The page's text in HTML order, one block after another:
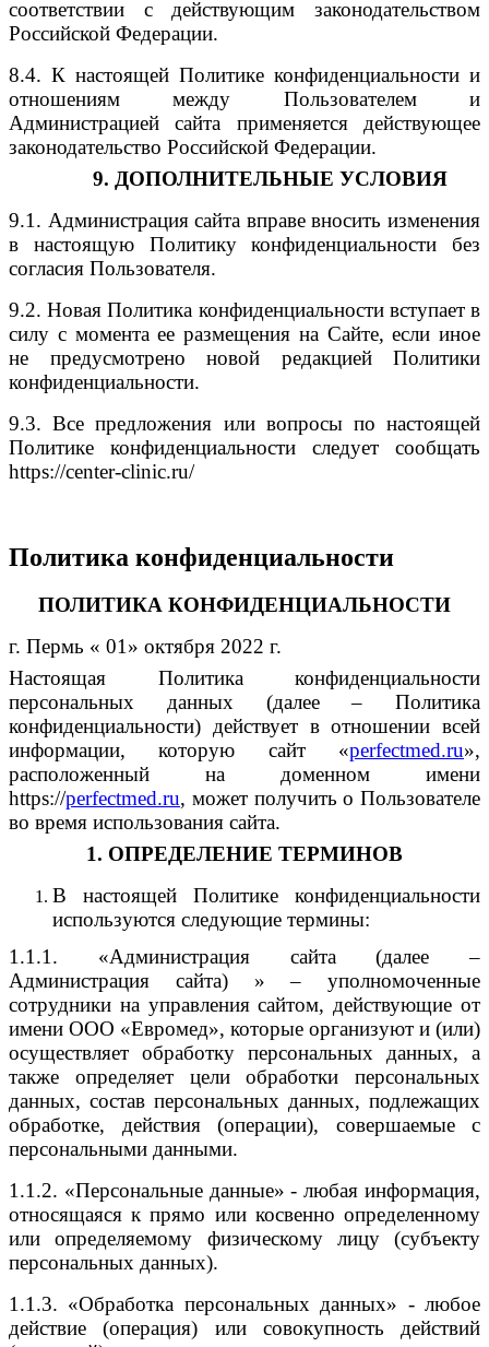
соответствии с действующим законодательством
Российской Федерации.
8.4. К настоящей Политике конфиденциальности и
отношениям между Пользователем и
Администрацией сайта применяется действующее
законодательство Российской Федерации.
9. ДОПОЛНИТЕЛЬНЫЕ УСЛОВИЯ
9.1. Администрация сайта вправе вносить изменения
в настоящую Политику конфиденциальности без
согласия Пользователя.
9.2. Новая Политика конфиденциальности вступает в
силу с момента ее размещения на Сайте, если иное
не предусмотрено новой редакцией Политики
конфиденциальности.
9.3.Все предложения или вопросы по настоящей
Политике конфиденциальности следует сообщать
https://center-clinic.ru/
Политика конфиденциальности
ПОЛИТИКА КОНФИДЕНЦИАЛЬНОСТИ
г. Пермь « 01» октября 2022 г.
Настоящая Политика конфиденциальности
персональных данных (далее – Политика
конфиденциальности) действует в отношении всей
информации, которую сайт «perfectmed.ru»,
расположенный на доменном имени
https://perfectmed.ru, может получить о Пользователе
во время использования сайта.
1. ОПРЕДЕЛЕНИЕ ТЕРМИНОВ
В настоящей Политике конфиденциальности
используются следующие термины:
1.1.1. «Администрация сайта (далее –
Администрация сайта) » – уполномоченные
сотрудники на управления сайтом, действующие от
имени ООО «Евромед», которые организуют и (или)
осуществляет обработку персональных данных, а
также определяет цели обработки персональных
данных, состав персональных данных, подлежащих
обработке, действия (операции), совершаемые с
персональными данными.
1.1.2. «Персональные данные» - любая информация,
относящаяся к прямо или косвенно определенному
или определяемому физическому лицу (субъекту
персональных данных).
1.1.3. «Обработка персональных данных» - любое
действие (операция) или совокупность действий